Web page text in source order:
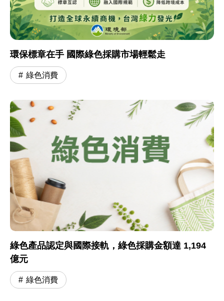
環保標章在手 國際綠色採購市場輕鬆走
綠色消費
綠色產品認定與國際接軌，綠色採購金額達 1,194
億元
綠色消費